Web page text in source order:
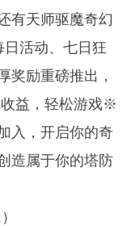
有天师驱魔奇幻
活动、七日狂
奖励重磅推出，
益，轻松游戏※
入，开启你的奇
造属于你的塔防